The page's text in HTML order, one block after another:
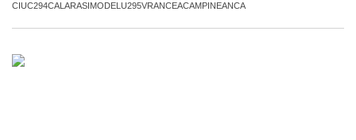
CIUC294CALARASIMODELU295VRANCEACAMPINEANCA